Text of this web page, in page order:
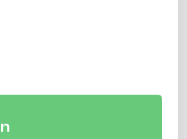
steckbarer